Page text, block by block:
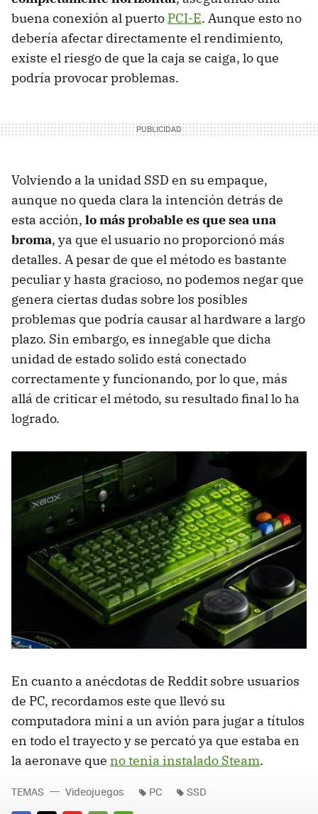
buena conexión al puerto PCI-E. Aunque esto no
debería afectar directamente el rendimiento,
existe el riesgo de que la caja se caiga, lo que
podría provocar problemas.
Volviendo a la unidad SSD en su empaque,
aunque no queda clara la intención detrás de
esta acción, lo más probable es que sea una
broma, ya que el usuario no proporcionó más
detalles. A pesar de que el método es bastante
peculiar y hasta gracioso, no podemos negar que
genera ciertas dudas sobre los posibles
problemas que podría causar al hardware a largo
plazo. Sin embargo, es innegable que dicha
unidad de estado solido está conectado
correctamente y funcionando, por lo que, más
allá de criticar el método, su resultado final lo ha
logrado.
En cuanto a anécdotas de Reddit sobre usuarios
de PC, recordamos este que llevó su
computadora mini a un avión para jugar a títulos
en todo el trayecto y se percató ya que estaba en
la aeronave que no tenia instalado Steam.
TEMAS Videojuegos PC SSD